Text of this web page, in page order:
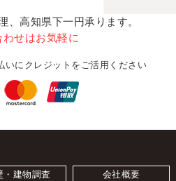
、高知県下一円承ります。
わせはお気軽に
いにクレジットをご活用ください
・建物調査 会社概要